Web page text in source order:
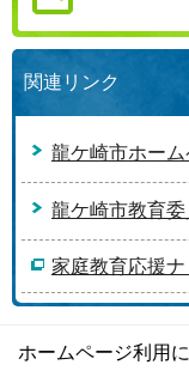
関連リンク
龍ケ崎市ホーム
龍ケ崎市教育委
家庭教育応援ナ
ホームページ利用